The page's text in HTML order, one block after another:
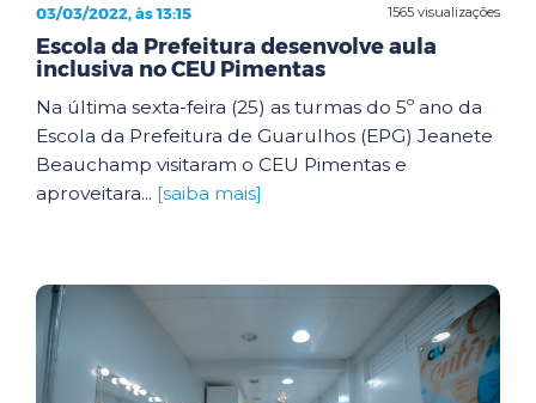
1565 visualizações
03/03/2022, às 13:15
Escola da Prefeitura desenvolve aula
inclusiva no CEU Pimentas
Na última sexta-feira (25) as turmas do 5º ano da
Escola da Prefeitura de Guarulhos (EPG) Jeanete
Beauchamp visitaram o CEU Pimentas e
aproveitara... [saiba mais]